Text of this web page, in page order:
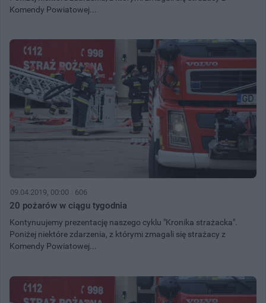
Komendy Powiatowej...
09.04.2019, 00:00 606
20 pożarów w ciągu tygodnia
Kontynuujemy prezentację naszego cyklu "Kronika strażacka".
Poniżej niektóre zdarzenia, z którymi zmagali się strażacy z
Komendy Powiatowej...